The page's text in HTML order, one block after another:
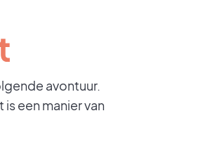
avontuur.
is een manier van